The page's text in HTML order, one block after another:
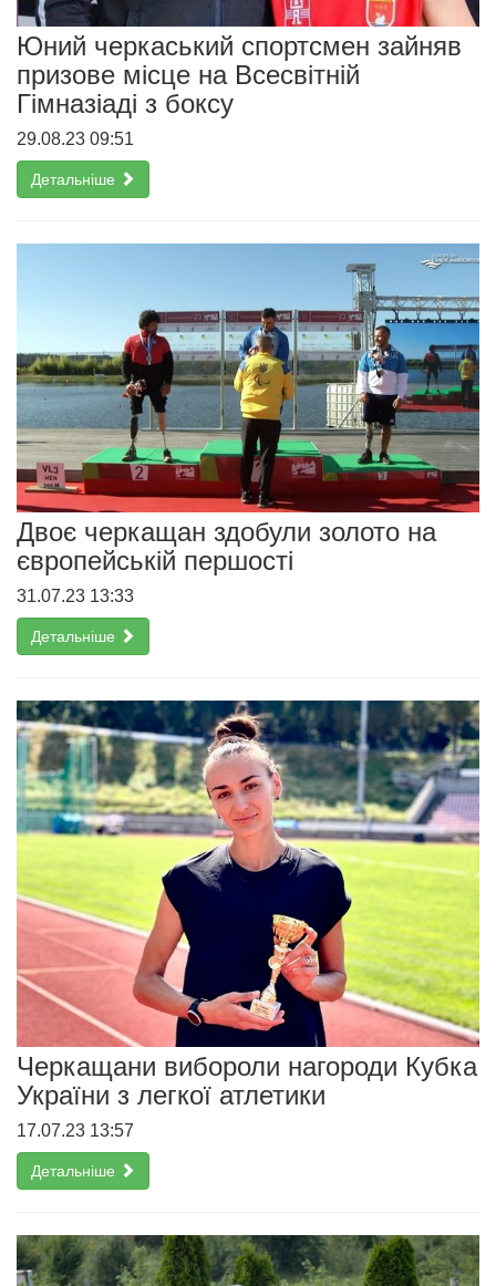
Юний черкаський спортсмен зайняв
призове місце на Всесвітній
Гімназіаді з боксу
29.08.23 09:51
Детальніше
Двоє черкащан здобули золото на
європейській першості
31.07.23 13:33
Детальніше
Черкащани вибороли нагороди Кубка
України з легкої атлетики
17.07.23 13:57
Детальніше